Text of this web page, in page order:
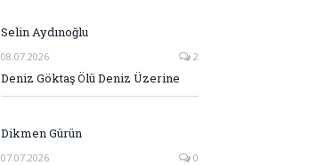
Selin Aydınoğlu
08.07.2026 2
Deniz Göktaş Ölü Deniz Üzerine
Dikmen Gürün
07.07.2026 0